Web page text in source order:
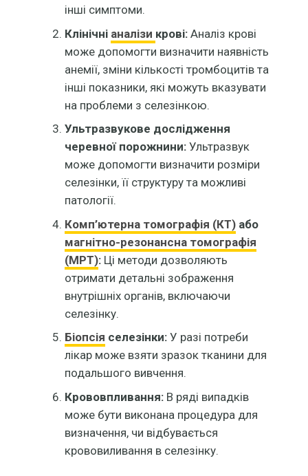
інші симптоми.
Клінічні аналізи крові:Аналіз крові
може допомогти визначити наявність
анемії, зміни кількості тромбоцитів та
інші показники, які можуть вказувати
на проблеми з селезінкою.
Ультразвукове дослідження
черевної порожнини:Ультразвук
може допомогти визначити розміри
селезінки, її структуру та можливі
патології.
Комп’ютерна томографія (КТ)або
магнітно-резонансна томографія
(МРТ):Ці методи дозволяють
отримати детальні зображення
внутрішніх органів, включаючи
селезінку.
Біопсія селезінки:У разі потреби
лікар може взяти зразок тканини для
подальшого вивчення.
Крововпливання:В ряді випадків
може бути виконана процедура для
визначення, чи відбувається
крововиливання в селезінку.